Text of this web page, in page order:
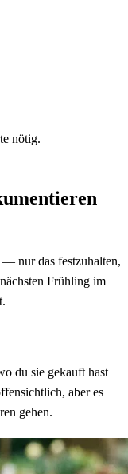
nötig.
— nur das festzuhalten,
Frühling im
du sie gekauft hast
aber es
gehen.